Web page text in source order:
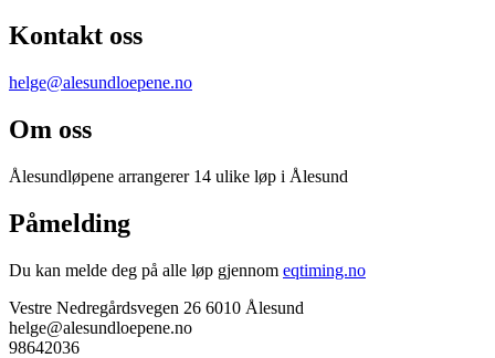
Kontakt oss
helge@alesundloepene.no
Om oss
Ålesundløpene arrangerer 14 ulike løp i Ålesund
Påmelding
Du kan melde deg på alle løp gjennom eqtiming.no
Vestre Nedregårdsvegen 26 6010 Ålesund
helge@alesundloepene.no
98642036